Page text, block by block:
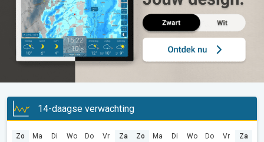
14-daagse verwachting
Zo Ma Di Wo Do Vr Za Zo Ma Di Wo Do Vr Za